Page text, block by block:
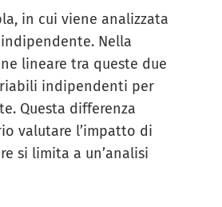
in cui viene analizzata
Nella
lineare tra queste due
indipendenti per
Questa differenza
valutare l’impatto di
si limita a un’analisi